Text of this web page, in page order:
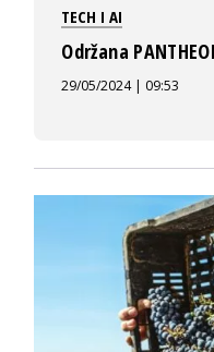
TECH I AI
Održana
29/05/2024 | 09:53